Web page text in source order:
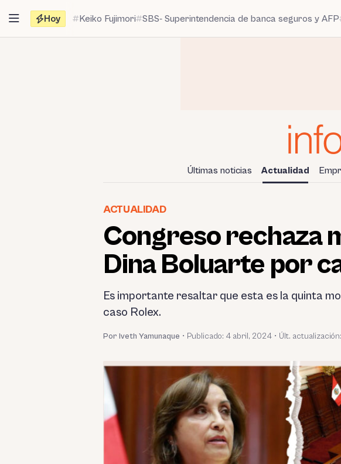
contenido
Hoy Keiko Fujimori SBS- Superintendencia de banca seguros y AFP
Últimas noticias Actualidad
ACTUALIDAD
Congreso rechaza
Dina Boluarte por
Es importante resaltar que esta es la quinta
caso Rolex.
Por Iveth Yamunaque • Publicado: 4 abril, 2024 • Últ.